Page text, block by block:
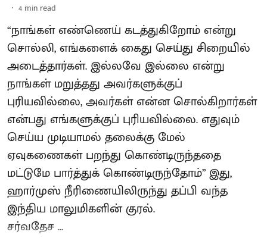
4 min read
“நாங்கள் எண்ணெய் கடத்துகிறோம் என்று
சொல்லி, எங்களைக் கைது செய்து சிறையில்
அடைத்தார்கள். இல்லவே இல்லை என்று
நாங்கள் மறுத்தது அவர்களுக்குப்
புரியவில்லை, அவர்கள் என்ன சொல்கிறார்கள்
என்பது எங்களுக்குப் புரியவில்லை. எதுவும்
செய்ய முடியாமல் தலைக்கு மேல்
ஏவுகணைகள் பறந்து கொண்டிருந்ததை
மட்டுமே பார்த்துக் கொண்டிருந்தோம்” இது,
ஹார்முஸ் நீரிணையிலிருந்து தப்பி வந்த
இந்திய மாலுமிகளின் குரல்.
சர்வதேச ...